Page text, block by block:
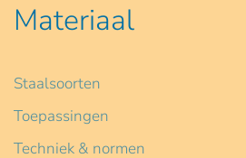
Materiaal
Staalsoorten
Toepassingen
Techniek & normen